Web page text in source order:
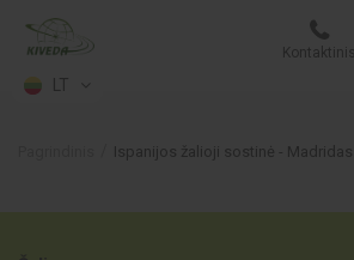
LT
Kontaktinis
Ispanijos žalioji sostinė - Madridas